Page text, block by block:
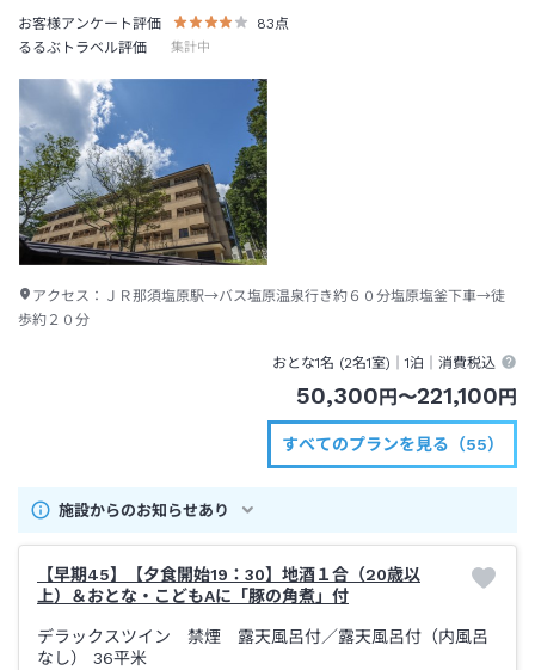
お客様アンケート評価
83 点
るるぶトラベル評価
集計中
アクセス： ＪＲ那須塩原駅→バス塩原温泉行き約６０分塩原塩釜下車→徒
歩約２０分
おとな1名 (2名1室)｜1泊 ｜消費税込
50,300 円 〜221,100 円
すべてのプランを見る（55）
施設からのお知らせあり
【早期45】【夕食開始19：30】地酒１合（20歳以
上）＆おとな・こどもAに「豚の角煮」付
デラックスツイン 禁煙 露天風呂付／露天風呂付（内風呂
なし） 36平米